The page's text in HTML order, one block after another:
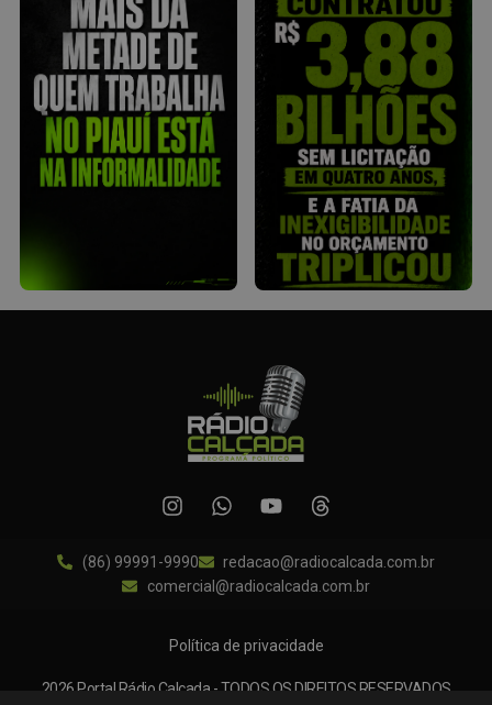
(86) 99991-9990
redacao@radiocalcada.com.br
comercial@radiocalcada.com.br
Política de privacidade
2026 Portal Rádio Calçada - TODOS OS DIREITOS RESERVADOS